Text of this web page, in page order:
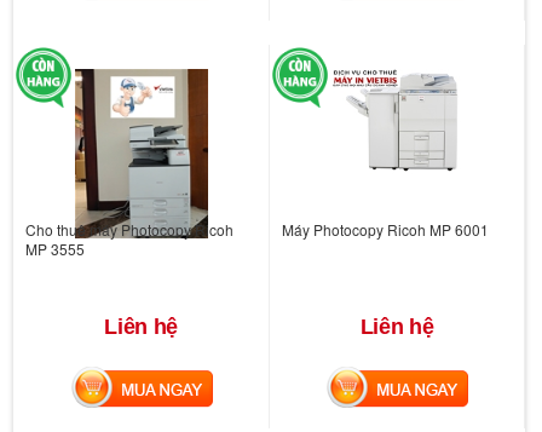
Cho thuê máy Photocopy Ricoh
MP 3555
Liên hệ
MUA NGAY
Máy Photocopy Ricoh MP 6001
Liên hệ
MUA NGAY